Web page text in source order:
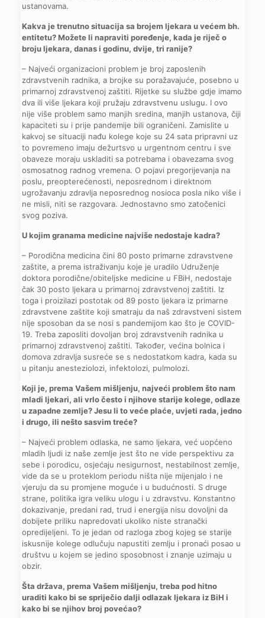
ustanovama.
Kakva je trenutno situacija sa brojem ljekara u većem bh.
entitetu? Možete li napraviti poređenje, kada je riječ o
broju ljekara, danas i godinu, dvije, tri ranije?
– Najveći organizacioni problem je broj zaposlenih
zdravstvenih radnika, a brojke su poražavajuće, posebno u
primarnoj zdravstvenoj zaštiti. Rijetke su službe gdje imamo
dva ili više ljekara koji pružaju zdravstvenu uslugu. I ovo
nije više problem samo manjih sredina, manjih ustanova, čiji
kapaciteti su i prije pandemije bili ograničeni. Zamislite u
kakvoj se situaciji nađu kolege koje su 24 sata pripravni uz
to povremeno imaju dežurtsvo u urgentnom centru i sve
obaveze moraju uskladiti sa potrebama i obavezama svog
osmosatnog radnog vremena. O pojavi pregorijevanja na
poslu, preopterećenosti, neposrednom i direktnom
ugrožavanju zdravlja neposrednog nosioca posla niko više i
ne misli, niti se razgovara. Jednostavno smo zatočenici
svog poziva.
U kojim granama medicine najviše nedostaje kadra?
– Porodična medicina čini 80 posto primarne zdravstvene
zaštite, a prema istraživanju koje je uradilo Udruženje
doktora porodične/obiteljske medicine u FBiH, nedostaje
čak 30 posto ljekara u primarnoj zdravstvenoj zaštiti. Iz
toga i proizilazi postotak od 89 posto ljekara iz primarne
zdravstvene zaštite koji smatraju da naš zdravstveni sistem
nije sposoban da se nosi s pandemijom kao što je COVID-
19. Treba zaposliti dovoljan broj zdravstvenih radnika u
primarnoj zdravstvenoj zaštiti. Također, većina bolnica i
domova zdravlja susreće se s nedostatkom kadra, kada su
u pitanju anesteziolozi, infektolozi, pulmolozi.
Koji je, prema Vašem mišljenju, najveći problem što nam
mladi ljekari, ali vrlo često i njihove starije kolege, odlaze
u zapadne zemlje? Jesu li to veće plaće, uvjeti rada, jedno
i drugo, ili nešto sasvim treće?
– Najveći problem odlaska, ne samo ljekara, već uopćeno
mladih ljudi iz naše zemlje jest što ne vide perspektivu za
sebe i porodicu, osjećaju nesigurnost, nestabilnost zemlje,
vide da se u proteklom periodu ništa nije mijenjalo i ne
vjeruju da su promjene moguće i u budućnosti. S druge
strane, politika igra veliku ulogu i u zdravstvu. Konstantno
dokazivanje, predani rad, trud i energija nisu dovoljni da
dobijete priliku napredovati ukoliko niste stranački
opredijeljeni. To je jedan od razloga zbog kojeg se starije
iskusnije kolege odlučuju napustiti zemlju i pronaći posao u
društvu u kojem se jedino sposobnost i znanje uzimaju u
obzir.
Šta država, prema Vašem mišljenju, treba pod hitno
uraditi kako bi se spriječio dalji odlazak ljekara iz BiH i
kako bi se njihov broj povećao?